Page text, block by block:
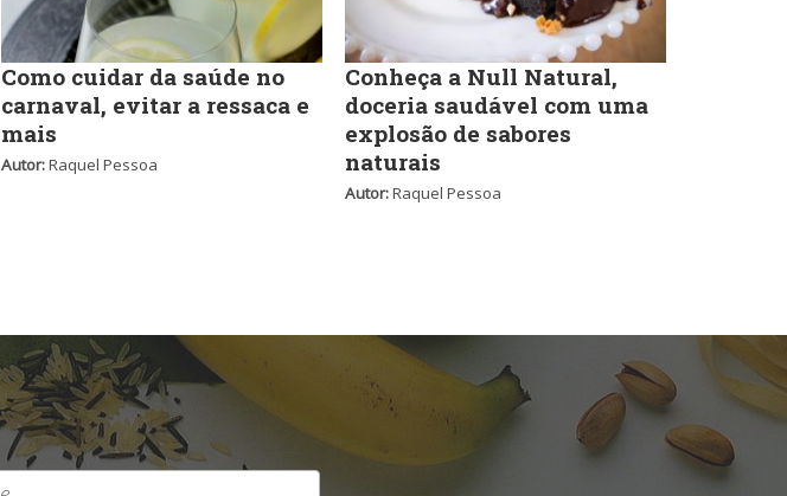
Como cuidar da saúde no
carnaval, evitar a ressaca e
mais
Autor:Raquel Pessoa
Conheça a Null Natural,
doceria saudável com uma
explosão de sabores
naturais
Autor:Raquel Pessoa